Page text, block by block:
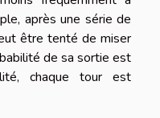
après une série de
être tenté de miser
de sa sortie est
chaque tour est